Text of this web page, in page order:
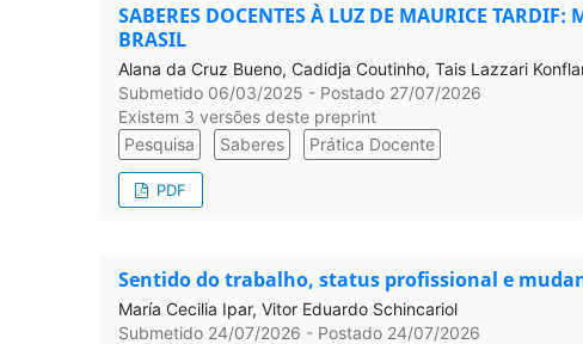
SABERES DOCENTES À LUZ DE MAURICE
BRASIL
Alana da Cruz Bueno, Cadidja Coutinho, Tais Lazzari
Submetido 06/03/2025 - Postado 27/07/2026
Existem 3 versões deste preprint
Pesquisa
Saberes Prática Docente
PDF
Sentido do trabalho, status profissional e
María Cecilia Ipar, Vitor Eduardo Schincariol
Submetido 24/07/2026 - Postado 24/07/2026